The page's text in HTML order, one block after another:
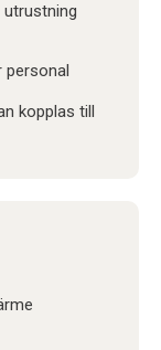
utrustning
personal
kopplas till